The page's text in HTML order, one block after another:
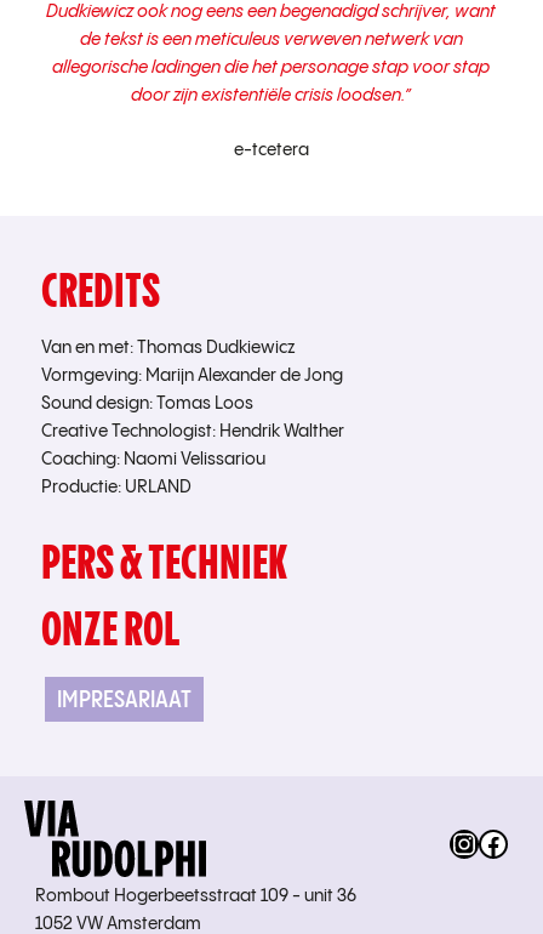
Dudkiewicz ook nog eens een begenadigd schrijver, want
de tekst is een meticuleus verweven netwerk van
allegorische ladingen die het personage stap voor stap
door zijn existentiële crisis loodsen.”
e-tcetera
CREDITS
Van en met: Thomas Dudkiewicz
Vormgeving: Marijn Alexander de Jong
Sound design: Tomas Loos
Creative Technologist: Hendrik Walther
Coaching: Naomi Velissariou
Productie: URLAND
PERS & TECHNIEK
ONZE ROL
IMPRESARIAAT
Rombout Hogerbeetsstraat 109 - unit 36
1052 VW Amsterdam